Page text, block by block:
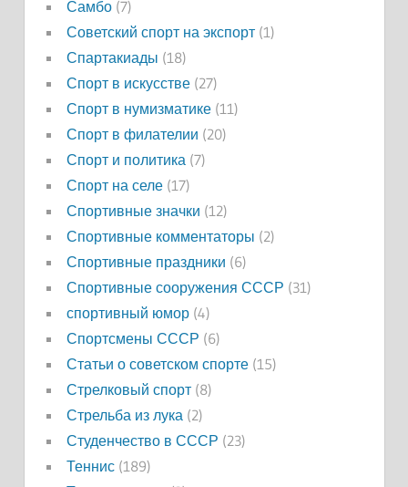
Самбо(7)
Советский спорт на экспорт(1)
Спартакиады (18)
Спорт в искусстве(27)
Спорт в нумизматике(11)
Спорт в филателии (20)
Спорт и политика(7)
Спорт на селе(17)
Спортивные значки (12)
Спортивные комментаторы (2)
Спортивные праздники (6)
Спортивные сооружения СССР (31)
спортивный юмор(4)
Спортсмены СССР (6)
Статьи о советском спорте(15)
Стрелковый спорт(8)
Стрельба из лука(2)
Студенчество в СССР (23)
Теннис(189)